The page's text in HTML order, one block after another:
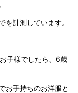
を計測しています。
子様でしたら、6歳
お手持ちのお洋服と